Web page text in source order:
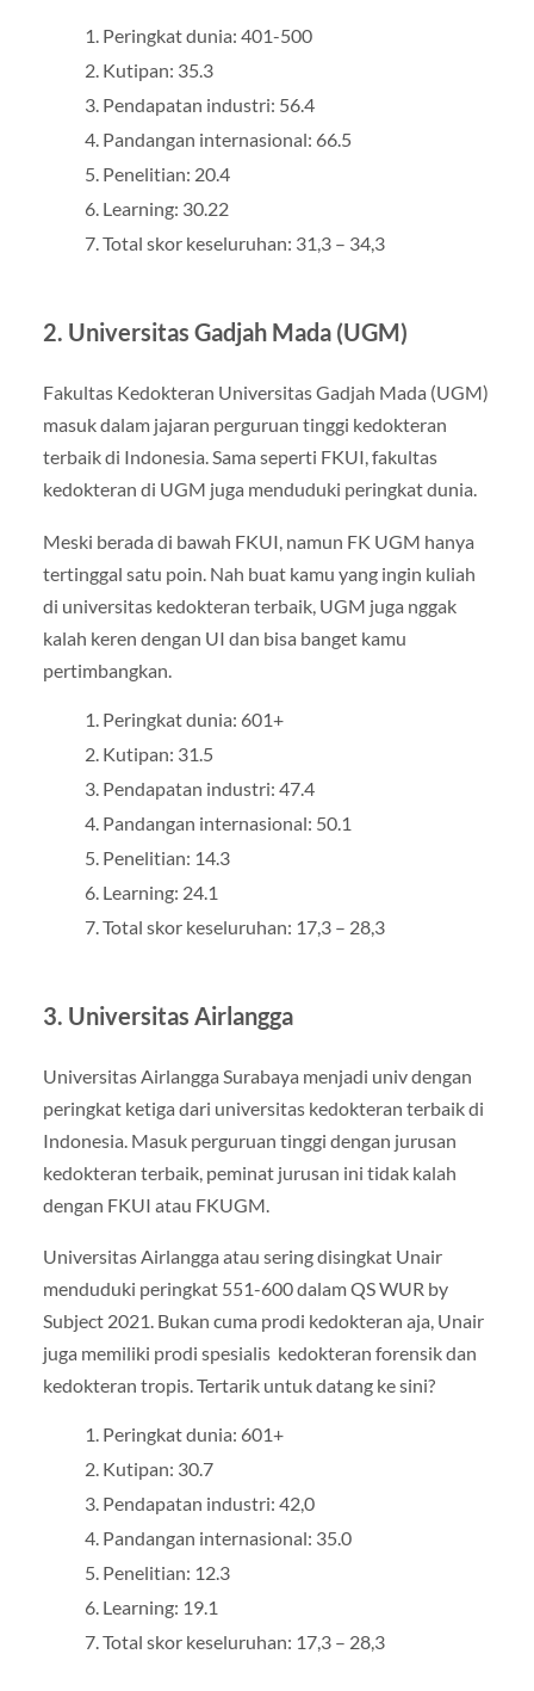
Peringkat dunia: 401-500
Kutipan: 35.3
Pendapatan industri: 56.4
Pandangan internasional: 66.5
Penelitian: 20.4
Learning: 30.22
Total skor keseluruhan: 31,3 – 34,3
2. Universitas Gadjah Mada (UGM)
Fakultas Kedokteran Universitas Gadjah Mada (UGM)
masuk dalam jajaran perguruan tinggi kedokteran
terbaik di Indonesia. Sama seperti FKUI, fakultas
kedokteran di UGM juga menduduki peringkat dunia.
Meski berada di bawah FKUI, namun FK UGM hanya
tertinggal satu poin. Nah buat kamu yang ingin kuliah
di universitas kedokteran terbaik, UGM juga nggak
kalah keren dengan UI dan bisa banget kamu
pertimbangkan.
Peringkat dunia: 601+
Kutipan: 31.5
Pendapatan industri: 47.4
Pandangan internasional: 50.1
Penelitian: 14.3
Learning: 24.1
Total skor keseluruhan: 17,3 – 28,3
3. Universitas Airlangga
Universitas Airlangga Surabaya menjadi univ dengan
peringkat ketiga dari universitas kedokteran terbaik di
Indonesia. Masuk perguruan tinggi dengan jurusan
kedokteran terbaik, peminat jurusan ini tidak kalah
dengan FKUI atau FKUGM.
Universitas Airlangga atau sering disingkat Unair
menduduki peringkat 551-600 dalam QS WUR by
Subject 2021. Bukan cuma prodi kedokteran aja, Unair
juga memiliki prodi spesialis kedokteran forensik dan
kedokteran tropis. Tertarik untuk datang ke sini?
Peringkat dunia: 601+
Kutipan: 30.7
Pendapatan industri: 42,0
Pandangan internasional: 35.0
Penelitian: 12.3
Learning: 19.1
Total skor keseluruhan: 17,3 – 28,3